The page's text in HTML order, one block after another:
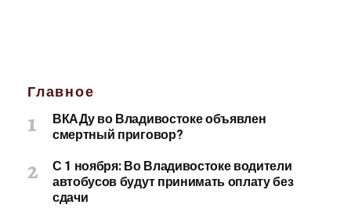
Главное
ВКАДу во Владивостоке объявлен
смертный приговор?
С 1 ноября: Во Владивостоке водители
автобусов будут принимать оплату без
сдачи